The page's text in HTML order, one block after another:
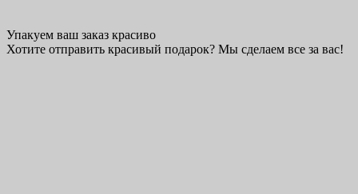
Упакуем ваш заказ красиво
Хотите отправить красивый подарок? Мы сделаем все за вас!